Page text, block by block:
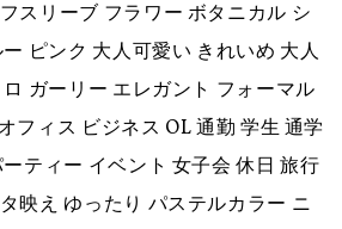
スリーブ フラワー ボタニカル シ
ピンク 大人可愛い きれいめ 大人
ガーリー エレガント フォーマル
フィス ビジネス OL 通勤 学生 通学
ティー イベント 女子会 休日 旅行
映え ゆったり パステルカラー ニ